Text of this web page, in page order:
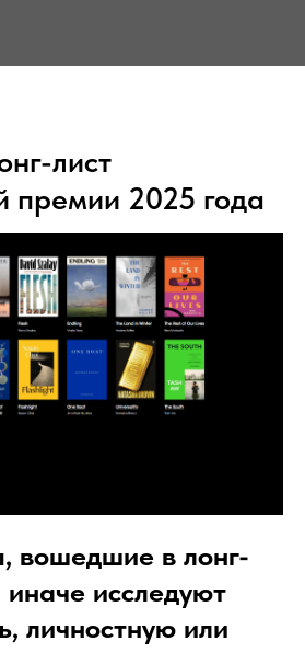
лист
премии 2025 года
вошедшие в лонг-
иначе исследуют
личностную или